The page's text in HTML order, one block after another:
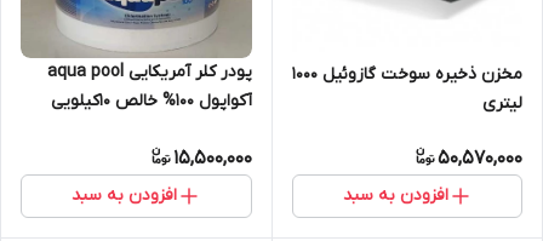
مخزن ذخیره سوخت گازوئیل 1000
لیتری
50,570,000
افزودن به سبد
پودر کلر آمریکایی aqua pool
آکواپول 100% خالص 10کیلویی
15,500,000
افزودن به سبد